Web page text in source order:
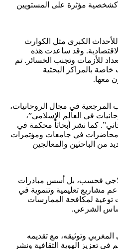
مؤثرة على المستويين
الكبرى مثل الكوارث
وقد ساعدت هذه
للأزمات وتجنب الخسائر. تم
بالمراكز البحثية
معها.
المرجعية في مجال الروحانيات،
في العالم الإسلامي”،
كما نشر أبحاثاً محكمة في
في جامعات ومؤتمرات
من الباحثين والمعالجين
فحسب، بل أسس مبادرات
مشاريع تعليمية وتنموية في
توعية لمكافحة الممارسات
الشرعي.
وتوثيقه، مع تقديمه
تعزيز الهوية الثقافية ونشر